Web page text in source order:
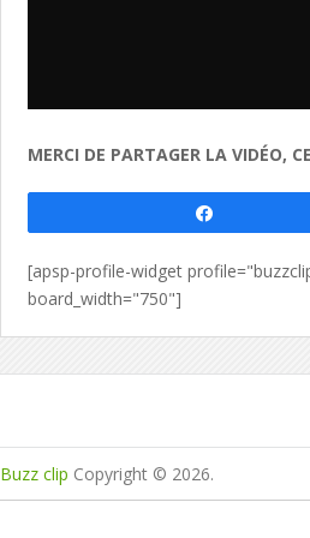
MERCI DE PARTAGER LA VIDÉO,
[apsp-profile-widget
board_width="750"]
Buzz clip Copyright © 2026.